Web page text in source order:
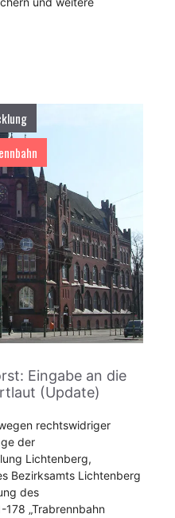
Eingabe an die
(Update)
rechtswidriger
der
Lichtenberg,
Bezirksamts Lichtenberg
des
178 „Trabrennbahn